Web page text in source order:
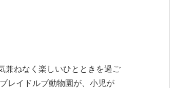
兼ねなく楽しいひとときを過ご
レイドルブ動物園が、小児が